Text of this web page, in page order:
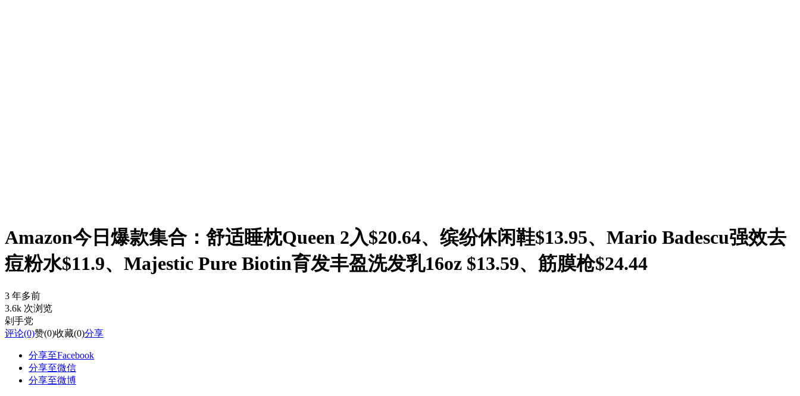
Amazon今日爆款集合：舒适睡枕Queen 2入$20.64、缤纷休闲鞋$13.95、Mario Badescu强效去
痘粉水$11.9、Majestic Pure Biotin育发丰盈洗发乳16oz $13.59、筋膜枪$24.44
3 年多前
3.6k 次浏览
剁手党
评论(0)赞(0)收藏(0)分享
分享至Facebook
分享至微信
分享至微博